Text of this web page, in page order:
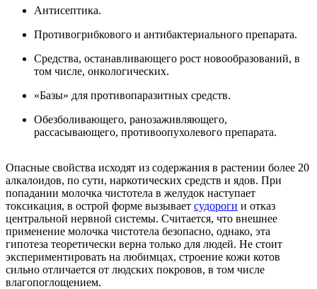
Антисептика.
Противогрибкового и антибактериального препарата.
Средства, останавливающего рост новообразований, в
том числе, онкологических.
«Базы» для противопаразитных средств.
Обезболивающего, ранозаживляющего,
рассасывающего, противоопухолевого препарата.
Опасные свойства исходят из содержания в растении более 20
алкалоидов, по сути, наркотических средств и ядов. При
попадании молочка чистотела в желудок наступает
токсикация, в острой форме вызывает судороги и отказ
центральной нервной системы. Считается, что внешнее
применение молочка чистотела безопасно, однако, эта
гипотеза теоретически верна только для людей. Не стоит
экспериментировать на любимцах, строение кожи котов
сильно отличается от людских покровов, в том числе
влагопоглощением.